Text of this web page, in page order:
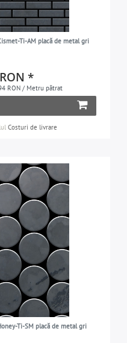
Ti-AM placă de metal gri
*
RON / Metru pătrat
Costuri de livrare
Ti-SM placă de metal gri